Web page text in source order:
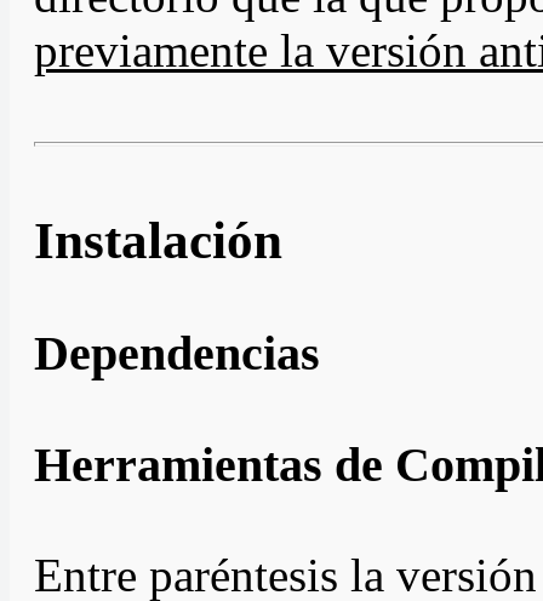
previamente la versión
Instalación
Dependencias
Herramientas de
Entre paréntesis la